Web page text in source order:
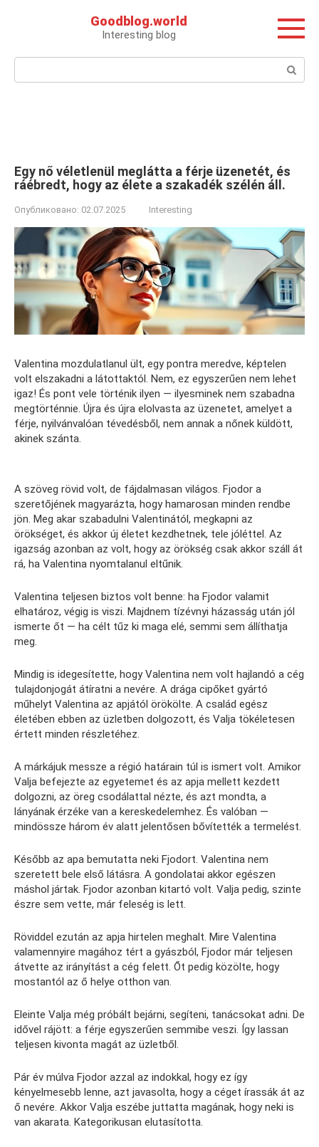
Goodblog.world
Interesting blog
Поиск:
Egy nő véletlenül meglátta a férje üzenetét, és
ráébredt, hogy az élete a szakadék szélén áll.
Опубликовано: 02.07.2025 Interesting
Valentina mozdulatlanul ült, egy pontra meredve, képtelen
volt elszakadni a látottaktól. Nem, ez egyszerűen nem lehet
igaz! És pont vele történik ilyen — ilyesminek nem szabadna
megtörténnie. Újra és újra elolvasta az üzenetet, amelyet a
férje, nyilvánvalóan tévedésből, nem annak a nőnek küldött,
akinek szánta.
A szöveg rövid volt, de fájdalmasan világos. Fjodor a
szeretőjének magyarázta, hogy hamarosan minden rendbe
jön. Meg akar szabadulni Valentinától, megkapni az
örökséget, és akkor új életet kezdhetnek, tele jóléttel. Az
igazság azonban az volt, hogy az örökség csak akkor száll át
rá, ha Valentina nyomtalanul eltűnik.
Valentina teljesen biztos volt benne: ha Fjodor valamit
elhatároz, végig is viszi. Majdnem tízévnyi házasság után jól
ismerte őt — ha célt tűz ki maga elé, semmi sem állíthatja
meg.
Mindig is idegesítette, hogy Valentina nem volt hajlandó a cég
tulajdonjogát átíratni a nevére. A drága cipőket gyártó
műhelyt Valentina az apjától örökölte. A család egész
életében ebben az üzletben dolgozott, és Valja tökéletesen
értett minden részletéhez.
A márkájuk messze a régió határain túl is ismert volt. Amikor
Valja befejezte az egyetemet és az apja mellett kezdett
dolgozni, az öreg csodálattal nézte, és azt mondta, a
lányának érzéke van a kereskedelemhez. És valóban —
mindössze három év alatt jelentősen bővítették a termelést.
Később az apa bemutatta neki Fjodort. Valentina nem
szeretett bele első látásra. A gondolatai akkor egészen
máshol jártak. Fjodor azonban kitartó volt. Valja pedig, szinte
észre sem vette, már feleség is lett.
Röviddel ezután az apja hirtelen meghalt. Mire Valentina
valamennyire magához tért a gyászból, Fjodor már teljesen
átvette az irányítást a cég felett. Őt pedig közölte, hogy
mostantól az ő helye otthon van.
Eleinte Valja még próbált bejárni, segíteni, tanácsokat adni. De
idővel rájött: a férje egyszerűen semmibe veszi. Így lassan
teljesen kivonta magát az üzletből.
Pár év múlva Fjodor azzal az indokkal, hogy ez így
kényelmesebb lenne, azt javasolta, hogy a céget írassák át az
ő nevére. Akkor Valja eszébe juttatta magának, hogy neki is
van akarata. Kategorikusan elutasította.